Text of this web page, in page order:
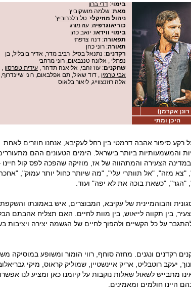
בימוי:דדי ברון
מאת: שלמה מושקוביץ
ניהול מוזיקלי: טל בלכרוביץ'
כוריאוגרפיה: עוז מורג
בימוי ווידאו: יואב כהן
תפאורה: דנה צרפתי
תאורה: רוני כהן
רקדנים: נתנאל בסיל, רביב מדר, אדיר בובליל, בן
נפתלי , אלונה טננבאום, רוני מרחבי
שחקנים: עוז זהבי, אליאנה תדהר , עידית טפרסון ,
אבי טרמין , דוד שאול, תם אפלבאום, רוני שיינדרוף,
אלה רוזנצווייג, ליאור בלאוס
אקרמן)
היכן ומתי
אביב. סוף שנות ה-60. על רקע סיפור אהבה דרמטי בין רחל לעקיבא, אנחנו חוזרים לאחת
והמשמעותיות ביותר בישראל. הימים הטעונים ההם
הצעירה והמתהווה של אז, מוזיקה שהפכה לפס קול חיינו
מזה", "אל תוותרי עלי", "מה שיותר כחול יותר עמוק",
"הגר", "כשאת בוכה את לא יפה" ועוד.
והבוהמיינית של עקיבא, המבוצרים, איש באמונתו והשקפת
בין תקווה לייאוש, בין מוות לחיים. האם תצליח אהבתם
על כל הקשיים ולהפוך לחיים של הגשמה יצירה ויציבות
בהשתתפות 20 שחקנים רקדנים ונגנים. מחזה סוחף, רווי הומור ומשופע במוסיקה
יעקב רוטבליט, אריק איינשטיין, שמוליק קראוס, מיקי
מתבייש לשאול שאלות נוקבות על קיומנו כאן ומציע לנו
היינו חולמים ומאמינים.